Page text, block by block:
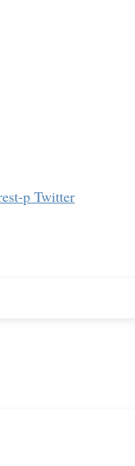
p Twitter